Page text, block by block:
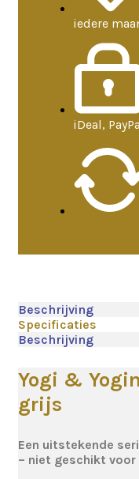
iedere
iDeal,
Beschrijving
Specificaties
Beschrijving
Yogi &
grijs
Een uitstekende
– niet geschikt voor